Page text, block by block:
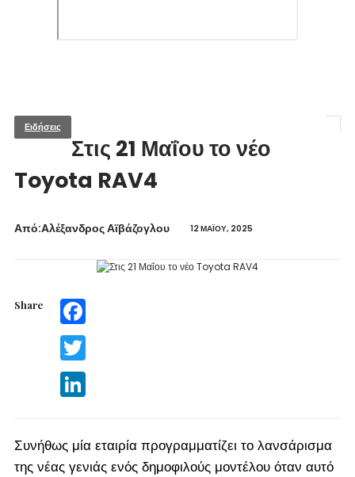
Ειδήσεις
Στις 21 Μαΐου το νέο
Toyota RAV4
Από:Aλέξανδρος Αϊβάζογλου 12 ΜΑΪ́ΟΥ, 2025
Share Facebook
Twitter
LinkedIn
Συνήθως μία εταιρία προγραμματίζει το λανσάρισμα
της νέας γενιάς ενός δημοφιλούς μοντέλου όταν αυτό